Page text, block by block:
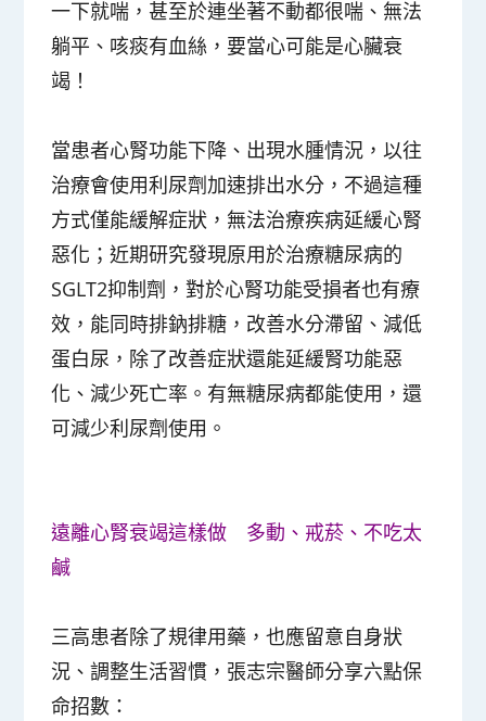
一下就喘，甚至於連坐著不動都很喘、無法
躺平、咳痰有血絲，要當心可能是心臟衰
竭！
當患者心腎功能下降、出現水腫情況，以往
治療會使用利尿劑加速排出水分，不過這種
方式僅能緩解症狀，無法治療疾病延緩心腎
惡化；近期研究發現原用於治療糖尿病的
SGLT2抑制劑，對於心腎功能受損者也有療
效，能同時排鈉排糖，改善水分滯留、減低
蛋白尿，除了改善症狀還能延緩腎功能惡
化、減少死亡率。有無糖尿病都能使用，還
可減少利尿劑使用。
遠離心腎衰竭這樣做 多動、戒菸、不吃太
鹹
三高患者除了規律用藥，也應留意自身狀
況、調整生活習慣，張志宗醫師分享六點保
命招數：